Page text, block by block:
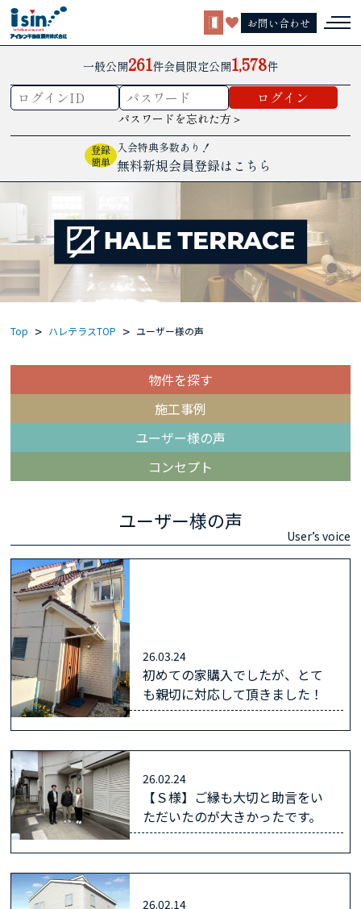
お問い合わせ
一般公開261件会員限定公開1,578件
パスワードを忘れた方＞
登録
簡単
入会特典多数あり！
無料新規会員登録はこちら
Top ハレテラスTOP ユーザー様の声
物件を探す
施工事例
ユーザー様の声
コンセプト
ユーザー様の声
User’s voice
26.03.24
初めての家購入でしたが、とて
も親切に対応して頂きました！
26.02.24
【Ｓ様】ご縁も大切と助言をい
ただいたのが大きかったです。
26.02.14